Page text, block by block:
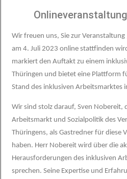
Wir freuen uns, Sie zur Veranstaltung
am 4. Juli 2023 online stattfinden
markiert den Auftakt zu einem
Thüringen und bietet eine Plattform
Stand des inklusiven Arbeitsmarktes
Wir sind stolz darauf, Sven Nobereit,
Arbeitsmarkt und Sozialpolitik des
Thüringens, als Gastredner für diese
haben. Herr Nobereit wird über die
Herausforderungen des inklusiven
sprechen. Seine Expertise und